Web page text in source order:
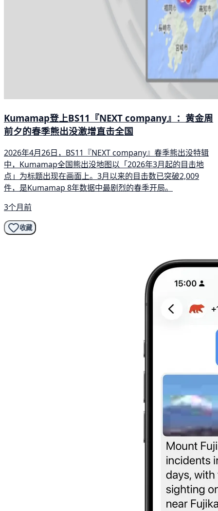
Kumamap登上BS11『NEXT company』：黄金周
前夕的春季熊出没激增直击全国
2026年4月26日，BS11『NEXT company』春季熊出没特辑
中，Kumamap全国熊出没地图以「2026年3月起的目击地
点」为标题出现在画面上。3月以来的目击数已突破2,009
件，是Kumamap 8年数据中最剧烈的春季开局。
3个月前
收藏